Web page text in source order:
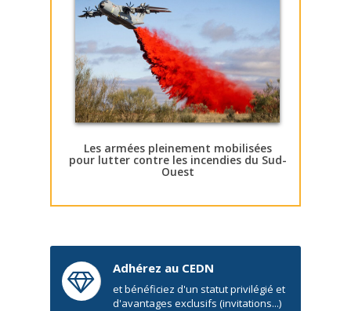
Les armées pleinement mobilisées
pour lutter contre les incendies du Sud-
Ouest
Adhérez au CEDN
et bénéficiez d'un statut privilégié et
d'avantages exclusifs (invitations...)